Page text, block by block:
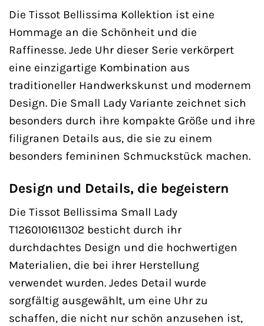
Die Tissot Bellissima Kollektion ist eine
Hommage an die Schönheit und die
Raffinesse. Jede Uhr dieser Serie verkörpert
eine einzigartige Kombination aus
traditioneller Handwerkskunst und modernem
Design. Die Small Lady Variante zeichnet sich
besonders durch ihre kompakte Größe und ihre
filigranen Details aus, die sie zu einem
besonders femininen Schmuckstück machen.
Design und Details, die begeistern
Die Tissot Bellissima Small Lady
T1260101611302 besticht durch ihr
durchdachtes Design und die hochwertigen
Materialien, die bei ihrer Herstellung
verwendet wurden. Jedes Detail wurde
sorgfältig ausgewählt, um eine Uhr zu
schaffen, die nicht nur schön anzusehen ist,